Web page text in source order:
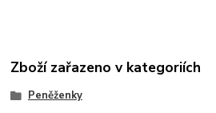
Zboží zařazeno v kategoriích
Peněženky